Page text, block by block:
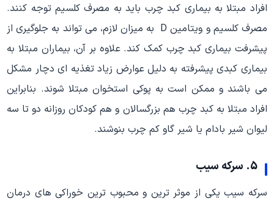
افراد مبتلا به بیماری کبد چرب باید به مصرف کلسیم توجه کنند.
مصرف کلسیم و ویتامین D به میزان لازم، می تواند به جلوگیری از
پیشرفت بیماری کبد چرب کمک کند. علاوه بر آن، بیماران مبتلا به
بیماری کبدی پیشرفته به دلیل عوارض زیاد تغذیه ای دچار مشکل
می باشند و ممکن است به پوکی استخوان مبتلا شوند. بنابراین
افراد مبتلا به کبد چرب هم بزرگسالان و هم کودکان روزانه دو تا سه
لیوان شیر بادام یا شیر گاو کم چرب بنوشند.
5. سرکه سیب
سرکه سیب یکی از موثر ترین و محبوب ترین خوراکی های درمان